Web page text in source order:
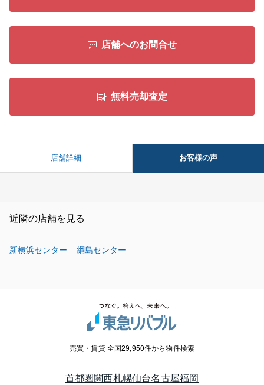
店舗へのお問合せ
無料売却査定
店舗詳細 お客様の声
近隣の店舗を見る
新横浜センター 綱島センター
売買・賃貸 全国29,950件から物件検索
首都圏関西札幌仙台名古屋福岡